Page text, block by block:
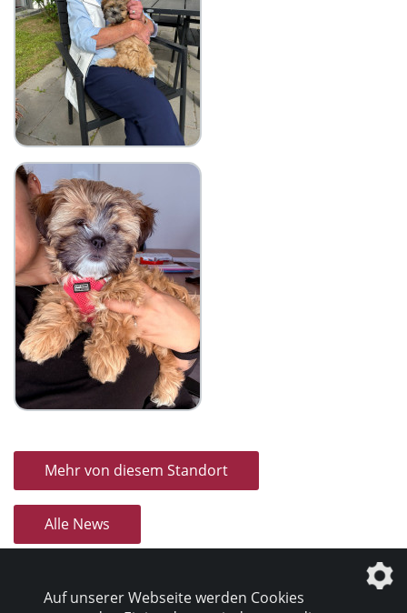
Mehr von diesem Standort
Alle News
Auf unserer Webseite werden Cookies